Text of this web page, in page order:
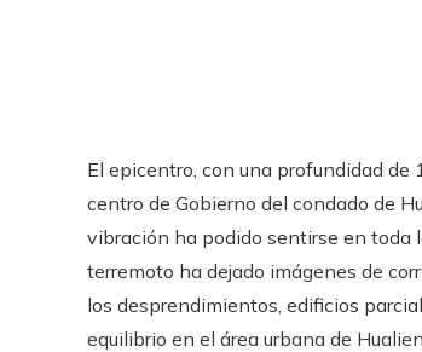
El epicentro, con una profundidad
centro de Gobierno del condado de
vibración ha podido sentirse en toda
terremoto ha dejado imágenes de
los desprendimientos, edificios
equilibrio en el área urbana de Hualien.